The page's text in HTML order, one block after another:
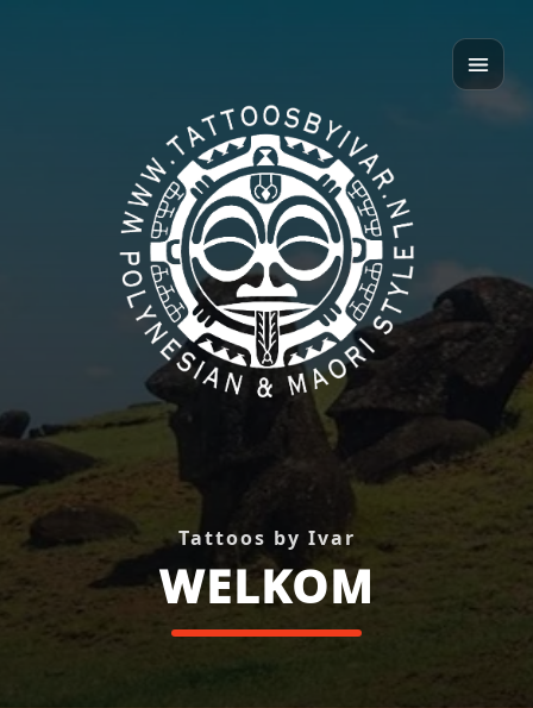
Polynesian style
Māori style
Contact
Tattoos by Ivar
WELKOM